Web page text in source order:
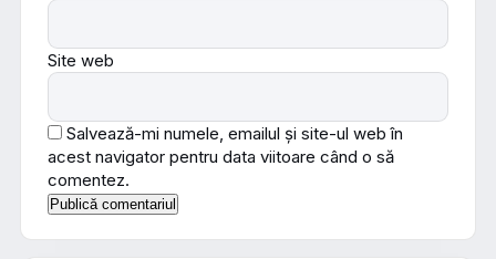
Site web
Salvează-mi numele, emailul și site-ul web în
acest navigator pentru data viitoare când o să
comentez.